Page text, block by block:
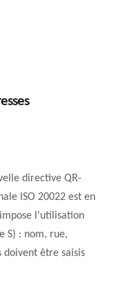
directive QR-
ISO 20022 est en
l’utilisation
S) : nom, rue,
doivent être saisis